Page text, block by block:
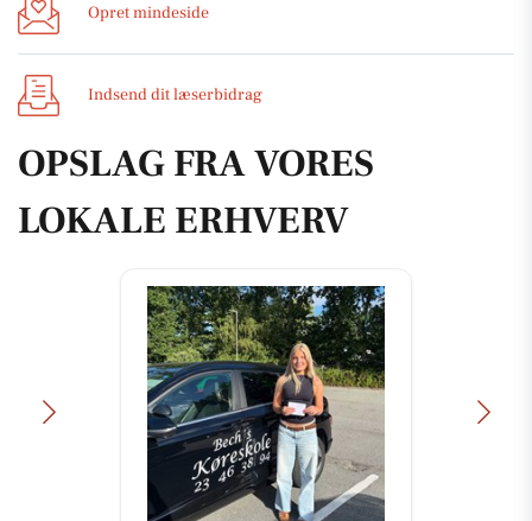
Opret mindeside
Indsend dit læserbidrag
OPSLAG FRA VORES
LOKALE ERHVERV